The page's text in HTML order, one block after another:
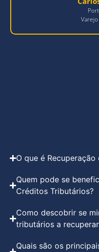
O que é
Quem pode se
Créditos Tributários?
Como descobrir se
tributários a
Quais são os